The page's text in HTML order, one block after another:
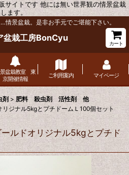
サイトです 他には無い世界観の情景盆栽
ます。
情景盆栽。是非お手元でご堪能下さい。
盆栽工房BonCyu
カート
盆栽教室 東
京開催情報
ご利用案内 マイページ
剤 > 肥料 殺虫剤 活性剤 他
リジナル5kgとプチドームＬ100個セット
ルドオリジナル5kgとプチド